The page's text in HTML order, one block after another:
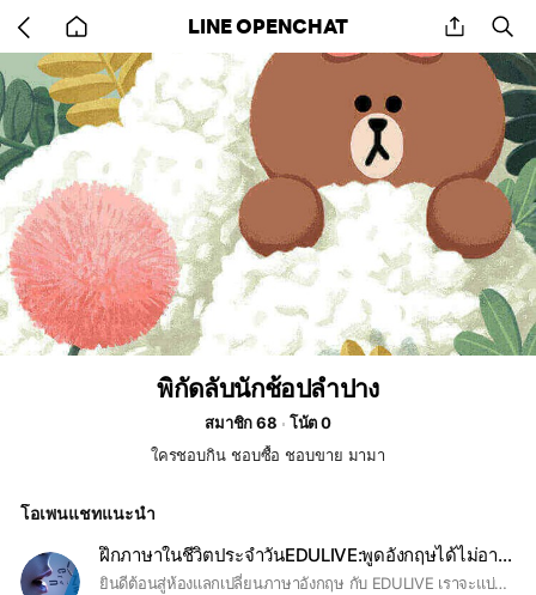
back
to
home
LINE OPENCHAT share
พิกัดลับนักช้อปลำปาง
สมาชิก 68
โน้ต 0
ใครชอบกิน ชอบซื้อ ชอบขาย มามา
โอเพนแชทแนะนำ
ฝึกภาษาในชีวิตประจำวันEDULIVE:พูดอังกฤษได้ไม่อายใคร
ยินดีต้อนสู่ห้องแลกเปลี่ยนภาษาอังกฤษ กับ EDULIVE เราจะแบ่งปันความรู้ภาษาอังกฤษตั้งแต่วัยเด็ก วันเรียน ไปจนถึงวัยทำงาน เพื่อให้เพื่อนๆ พี่ๆ น้องๆ ได้มาพัฒนาภาษาอังกฤษด้วยกันวันละนิด สะสมไปเรื่อยๆ ครับ และแนะนำ Application พัฒนาภาษาอังกฤษกันนะครับ *งดเว้นการคุยเรื่องการเมือง,การลงทุนโดยเด็ดขาด* พูดภาษาอังกฤษได้ไม่อายใคร ไปกับ EDULIVE สถาบันสอนภาษาอังกฤษออนไลน์แบบสดกับคุณครูชาวต่างชาติ